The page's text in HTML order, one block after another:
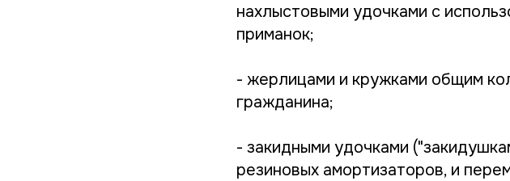
нахлыстовыми удочками с
приманок;
- жерлицами и кружками общим
гражданина;
- закидными удочками
резиновых амортизаторов, и